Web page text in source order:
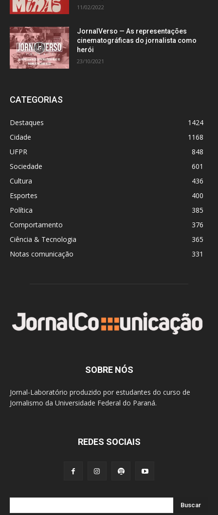
11/02/2022
JornalVerso — As representações
cinematográficas do jornalista como
herói
23/10/2021
CATEGORIAS
Destaques
1424
Cidade
1168
UFPR
848
Sociedade
601
Cultura
436
Esportes
400
Política
385
Comportamento
376
Ciência & Tecnologia
365
Notas comunicação
331
SOBRE NÓS
Jornal-Laboratório produzido por estudantes do curso de
Jornalismo da Universidade Federal do Paraná.
REDES SOCIAIS
Buscar